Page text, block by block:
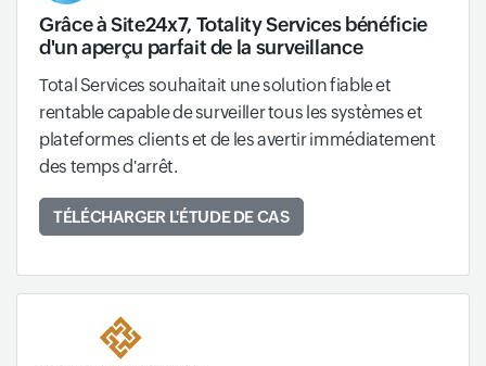
Grâce à Site24x7, Totality Services bénéficie
d'un aperçu parfait de la surveillance
Total Services souhaitait une solution fiable et
rentable capable de surveiller tous les systèmes et
plateformes clients et de les avertir immédiatement
des temps d'arrêt.
TÉLÉCHARGER L'ÉTUDE DE CAS